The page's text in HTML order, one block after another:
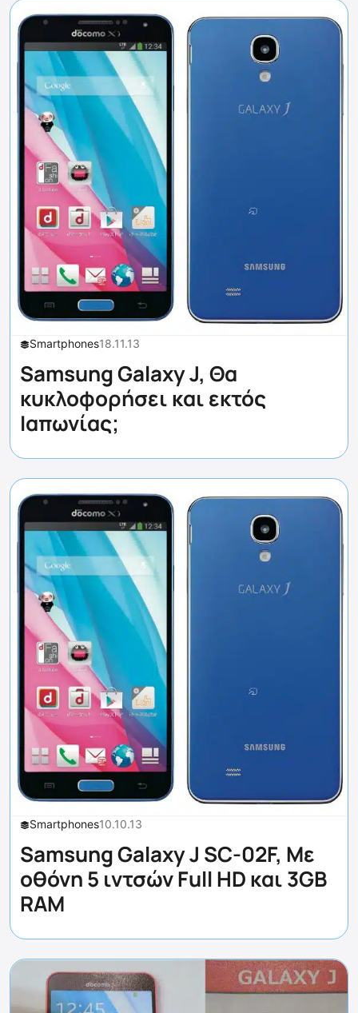
Smartphones18.11.13
Samsung Galaxy J, Θα
κυκλοφορήσει και εκτός
Ιαπωνίας;
Smartphones10.10.13
Samsung Galaxy J SC-02F, Με
οθόνη 5 ιντσών Full HD και 3GB
RAM